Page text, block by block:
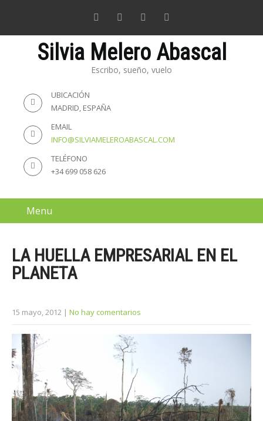
Silvia Melero Abascal
Escribo, sueño, vuelo
UBICACIÓN
MADRID, ESPAÑA
EMAIL
INFO@SILVIAMELEROABASCAL.COM
TELÉFONO
+34 699 058 626
Menu
LA HUELLA EMPRESARIAL EN EL
PLANETA
15 mayo, 2012 | No hay comentarios